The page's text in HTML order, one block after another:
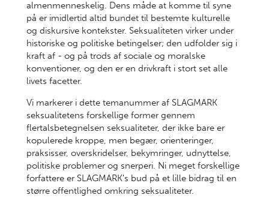
almenmenneskelig. Dens måde at komme til syne
på er imidlertid altid bundet til bestemte kulturelle
og diskursive kontekster. Seksualiteten virker under
historiske og politiske betingelser; den udfolder sig i
kraft af - og på trods af sociale og moralske
konventioner, og den er en drivkraft i stort set alle
livets facetter.
Vi markerer i dette temanummer af SLAGMARK
seksualitetens forskellige former gennem
flertalsbetegnelsen seksualiteter, der ikke bare er
kopulerede kroppe, men begær, orienteringer,
praksisser, overskridelser, bekymringer, udnyttelse,
politiske problemer og snerperi. Ni meget forskellige
forfattere er SLAGMARK's bud på et lille bidrag til en
større offentlighed omkring seksualiteter.